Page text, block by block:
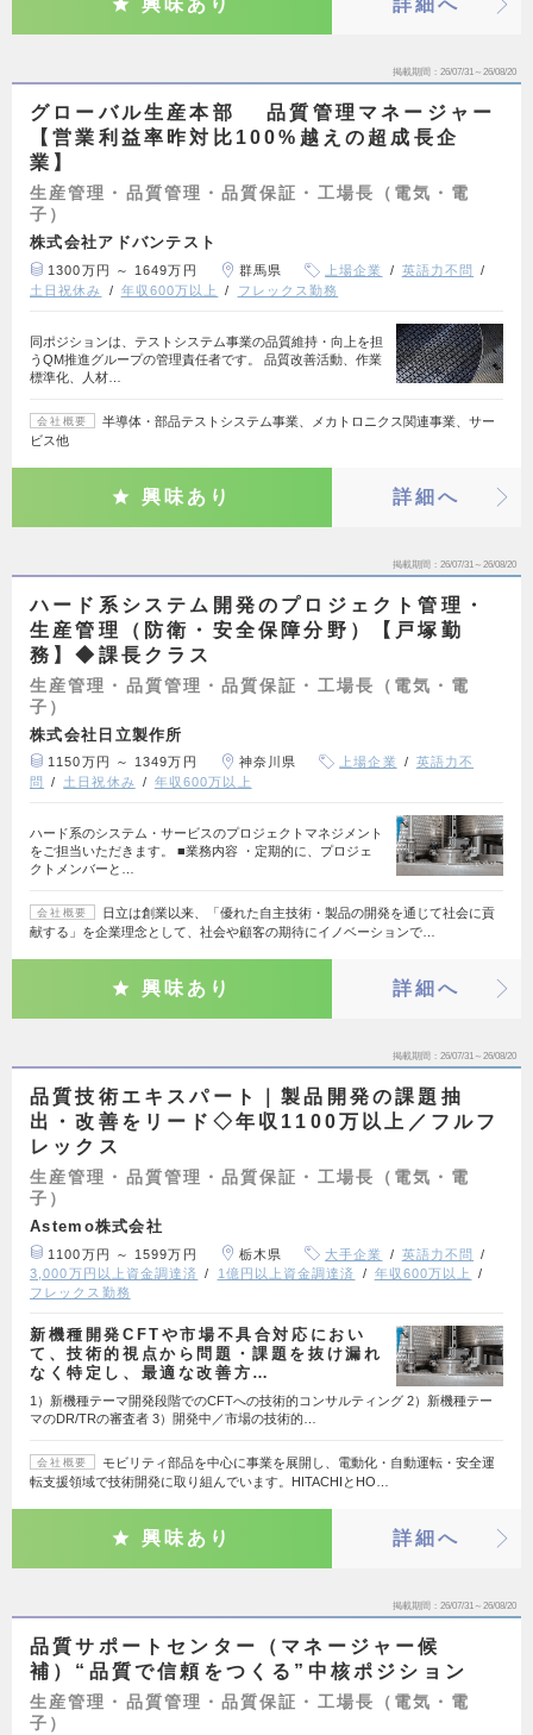
興味あり 詳細へ
掲載期間 26/07/31～26/08/20
グローバル生産本部 品質管理マネージャー
【営業利益率昨対比100%越えの超成長企
業】
生産管理・品質管理・品質保証・工場長（電気・電
子）
株式会社アドバンテスト
1300万円 ～ 1649万円 群馬県 上場企業
英語力不問
土日祝休み
年収600万以上 フレックス勤務
同ポジションは、テストシステム事業の品質維持・向上を担
うQM推進グループの管理責任者です。 品質改善活動、作業
標準化、人材…
会社概要
半導体・部品テストシステム事業、メカトロニクス関連事業、サー
ビス他
興味あり 詳細へ
掲載期間 26/07/31～26/08/20
ハード系システム開発のプロジェクト管理・
生産管理（防衛・安全保障分野）【戸塚勤
務】◆課長クラス
生産管理・品質管理・品質保証・工場長（電気・電
子）
株式会社日立製作所
1150万円 ～ 1349万円 神奈川県 上場企業
英語力不
問
土日祝休み 年収600万以上
ハード系のシステム・サービスのプロジェクトマネジメント
をご担当いただきます。 ■業務内容 ・定期的に、プロジェ
クトメンバーと…
会社概要
日立は創業以来、「優れた自主技術・製品の開発を通じて社会に貢
献する」を企業理念として、社会や顧客の期待にイノベーションで…
興味あり 詳細へ
掲載期間 26/07/31～26/08/20
品質技術エキスパート｜製品開発の課題抽
出・改善をリード◇年収1100万以上／フルフ
レックス
生産管理・品質管理・品質保証・工場長（電気・電
子）
Astemo株式会社
1100万円 ～ 1599万円 栃木県 大手企業
英語力不問
3,000万円以上資金調達済
1億円以上資金調達済
年収600万以上
フレックス勤務
新機種開発CFTや市場不具合対応におい
て、技術的視点から問題・課題を抜け漏れ
なく特定し、最適な改善方…
1）新機種テーマ開発段階でのCFTへの技術的コンサルティング 2）新機種テー
マのDR/TRの審査者 3）開発中／市場の技術的…
会社概要
モビリティ部品を中心に事業を展開し、電動化・自動運転・安全運
転支援領域で技術開発に取り組んでいます。HITACHIとHO…
興味あり 詳細へ
掲載期間 26/07/31～26/08/20
品質サポートセンター（マネージャー候
補）“品質で信頼をつくる”中核ポジション
生産管理・品質管理・品質保証・工場長（電気・電
子）